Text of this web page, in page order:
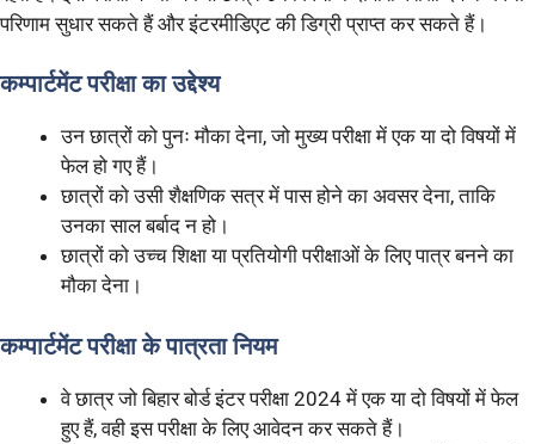
परिणाम सुधार सकते हैं और इंटरमीडिएट की डिग्री प्राप्त कर सकते हैं।
कम्पार्टमेंट परीक्षा का उद्देश्य
उन छात्रों को पुनः मौका देना, जो मुख्य परीक्षा में एक या दो विषयों में
फेल हो गए हैं।
छात्रों को उसी शैक्षणिक सत्र में पास होने का अवसर देना, ताकि
उनका साल बर्बाद न हो।
छात्रों को उच्च शिक्षा या प्रतियोगी परीक्षाओं के लिए पात्र बनने का
मौका देना।
कम्पार्टमेंट परीक्षा के पात्रता नियम
वे छात्र जो बिहार बोर्ड इंटर परीक्षा 2024 में एक या दो विषयों में फेल
हुए हैं, वही इस परीक्षा के लिए आवेदन कर सकते हैं।